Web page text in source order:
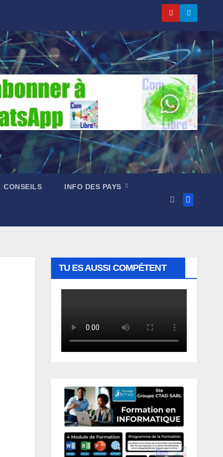
CONSEILS INFO DES PAYS
TU ES AUSSI COMPÉTENT